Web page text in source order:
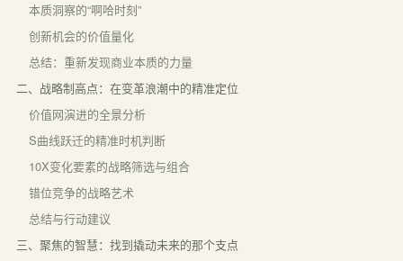
本质洞察的“啊哈时刻”
创新机会的价值量化
总结：重新发现商业本质的力量
二、战略制高点：在变革浪潮中的精准定位
价值网演进的全景分析
S曲线跃迁的精准时机判断
10X变化要素的战略筛选与组合
错位竞争的战略艺术
总结与行动建议
三、聚焦的智慧：找到撬动未来的那个支点